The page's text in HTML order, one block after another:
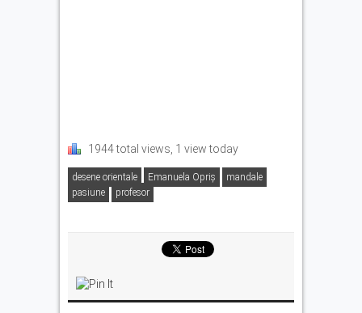
1944 total views, 1 view today
desene orientale Emanuela Opriș
mandale
pasiune
profesor